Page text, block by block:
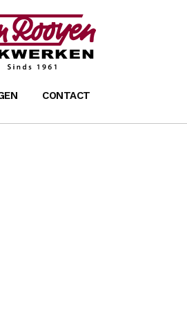
CONTACT